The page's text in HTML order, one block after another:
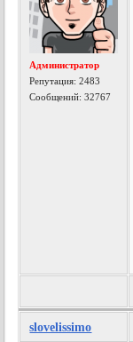
Администратор
Репутация:2483
Сообщений: 32767
slovelissimo